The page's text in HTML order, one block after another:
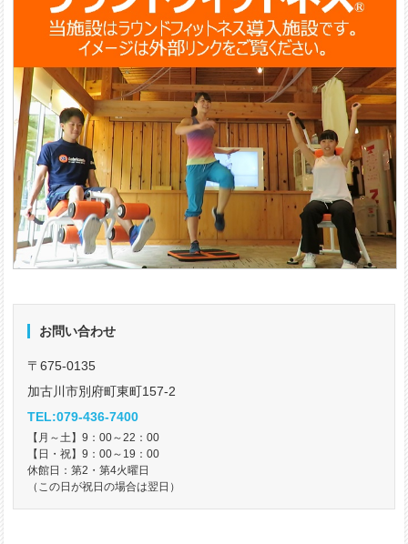
お問い合わせ
〒675-0135
加古川市別府町東町157-2
TEL:079-436-7400
【月～土】9：00～22：00
【日・祝】9：00～19：00
休館日：第2・第4火曜日
（この日が祝日の場合は翌日）